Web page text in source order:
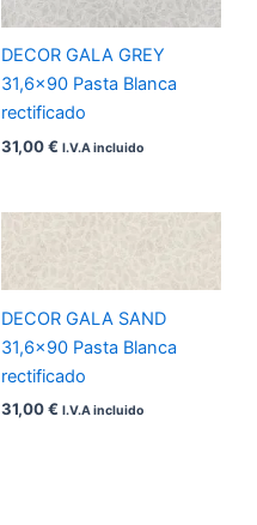
DECOR GALA GREY
31,6×90 Pasta Blanca
rectificado
31,00€ I.V.A incluido
DECOR GALA SAND
31,6×90 Pasta Blanca
rectificado
31,00€ I.V.A incluido